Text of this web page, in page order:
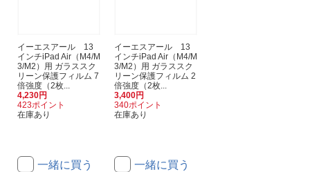
イーエスアール 13
インチiPad Air（M4/M
3/M2）用 ガラススク
リーン保護フィルム 7
倍強度（2枚...
4,230円
423ポイント
在庫あり
一緒に買う
イーエスアール 13
インチiPad Air（M4/M
3/M2）用 ガラススク
リーン保護フィルム 2
倍強度（2枚...
3,400円
340ポイント
在庫あり
一緒に買う